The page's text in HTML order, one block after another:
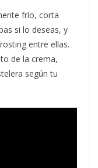
frío, corta
si lo deseas, y
entre ellas.
de la crema,
según tu